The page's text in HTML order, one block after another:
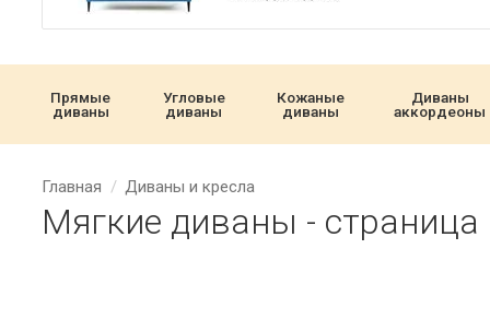
Прямые
диваны
Угловые
диваны
Кожаные
диваны
Диваны
аккордеоны
Главная Диваны и кресла
Мягкие диваны - страница